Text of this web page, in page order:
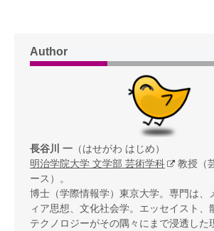
Author
長谷川 一 （はせがわ はじめ）
明治学院大学 文学部 芸術学科
教授（
ース）。
博士（学際情報学）東京大学。専門は、
ィア思想、文化社会学。エッセイスト、
テクノロジーがその隅々にまで浸透した